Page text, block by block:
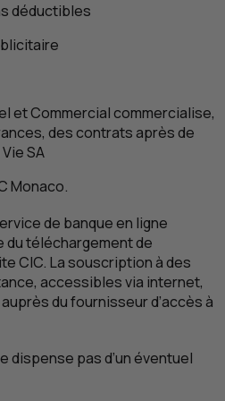
déductibles
et Commercial commercialise,
des contrats après de
VieSA
Monaco.
de banque en ligne
du téléchargement de
CIC. La souscription à des
accessibles via internet,
du fournisseur d’accès à
dispense pas d’un éventuel
renvoi 2